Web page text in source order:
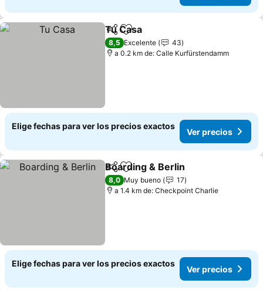
CompartirAgregar a favoritos
Tu Casa
8,5 Excelente
43
a 0.2 km de: Calle Kurfürstendamm
Elige fechas para ver los precios exactos
Ver precios
CompartirAgregar a favoritos
Boarding & Berlin
8,0 Muy bueno
17
a 1.4 km de: Checkpoint Charlie
Elige fechas para ver los precios exactos
Ver precios